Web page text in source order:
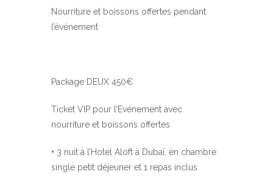
Nourriture et boissons offertes pendant
l’événement
Package DEUX 450€
Ticket VIP pour l’Evénement avec
nourriture et boissons offertes
+ 3 nuit à l’Hotel Aloft à Dubaï, en chambre
single petit déjeuner et 1 repas inclus